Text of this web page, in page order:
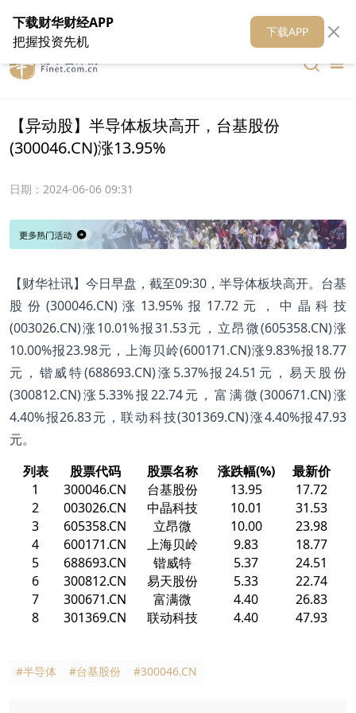
在线客服 关于我们 财华媒体矩阵 财华智库
【异动股】半导体板块高开，台基股份
(300046.CN)涨13.95%
日期： 2024-06-06 09:31
【财华社讯】今日早盘，截至09:30，半导体板块高开。台基
股份(300046.CN)涨13.95%报17.72元，中晶科技
(003026.CN)涨10.01%报31.53元，立昂微(605358.CN)涨
10.00%报23.98元，上海贝岭(600171.CN)涨9.83%报18.77
元，锴威特(688693.CN)涨5.37%报24.51元，易天股份
(300812.CN)涨5.33%报22.74元，富满微(300671.CN)涨
4.40%报26.83元，联动科技(301369.CN)涨4.40%报47.93
元。
列表
股票代码 股票名称 涨跌幅(%)
最新价
1
300046.CN 台基股份 13.95
17.72
2
003026.CN 中晶科技 10.01
31.53
3
605358.CN 立昂微 10.00
23.98
4
600171.CN 上海贝岭 9.83
18.77
5
688693.CN 锴威特 5.37
24.51
6
300812.CN 易天股份 5.33
22.74
7
300671.CN 富满微 4.40
26.83
8
301369.CN 联动科技 4.40 47.93
#半导体 #台基股份 #300046.CN
下载财华财经APP
把握投资先机
下载APP